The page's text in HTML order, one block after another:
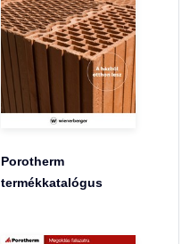
Porotherm
termékkatalógus